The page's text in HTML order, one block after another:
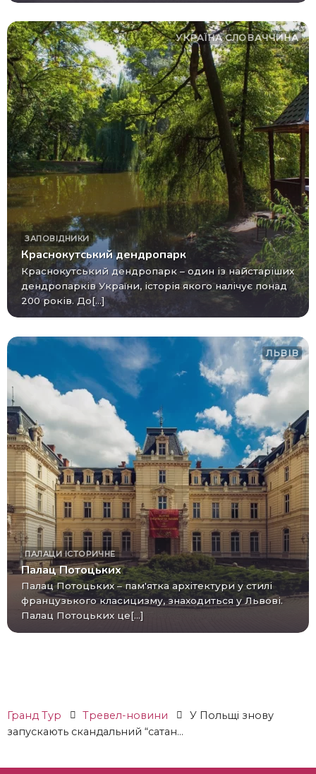
УКРАЇНА СЛОВАЧЧИНА
ЗАПОВІДНИКИ
Краснокутський дендропарк
Краснокутський дендропарк – один із найстаріших
дендропарків України, історія якого налічує понад
200 років. До[...]
ЛЬВІВ
ПАЛАЦИ ІСТОРИЧНЕ
Палац Потоцьких
Палац Потоцьких – пам'ятка архітектури у стилі
французького класицизму, знаходиться у Львові.
Палац Потоцьких це[...]
Гранд Тур Тревел-новини
У Польщі знову
запускають скандальний “сатан...